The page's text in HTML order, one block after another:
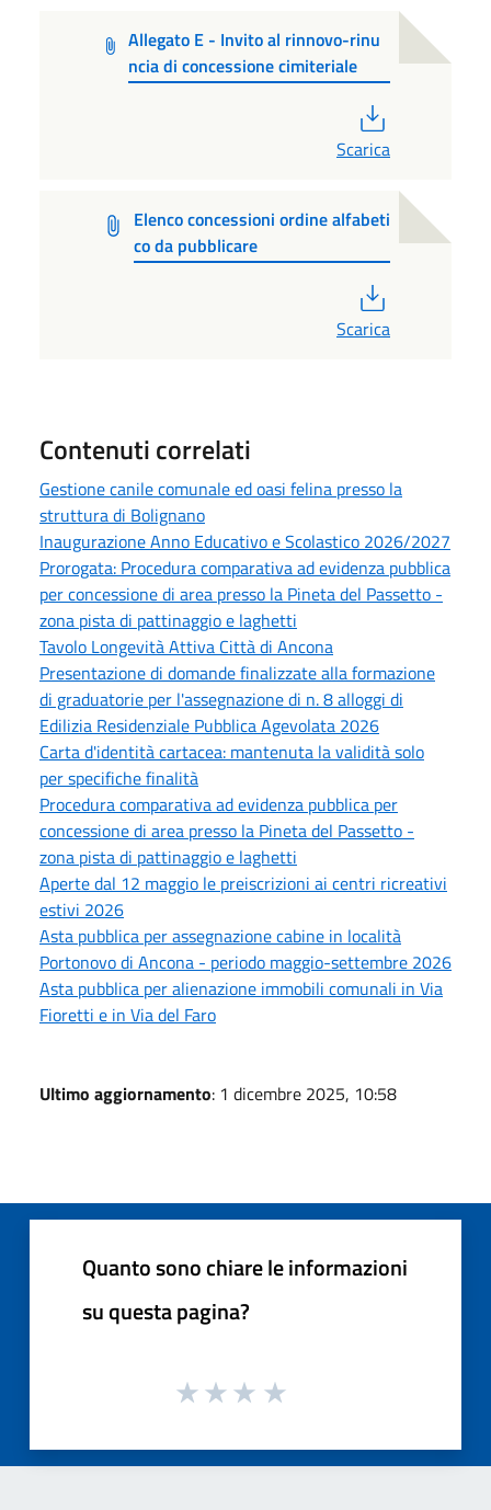
Allegato E - Invito al rinnovo-rinu
ncia di concessione cimiteriale
Scarica
Elenco concessioni ordine alfabeti
co da pubblicare
Scarica
Contenuti correlati
Gestione canile comunale ed oasi felina presso la
struttura di Bolignano
Inaugurazione Anno Educativo e Scolastico 2026/2027
Prorogata: Procedura comparativa ad evidenza pubblica
per concessione di area presso la Pineta del Passetto -
zona pista di pattinaggio e laghetti
Tavolo Longevità Attiva Città di Ancona
Presentazione di domande finalizzate alla formazione
di graduatorie per l'assegnazione di n. 8 alloggi di
Edilizia Residenziale Pubblica Agevolata 2026
Carta d'identità cartacea: mantenuta la validità solo
per specifiche finalità
Procedura comparativa ad evidenza pubblica per
concessione di area presso la Pineta del Passetto -
zona pista di pattinaggio e laghetti
Aperte dal 12 maggio le preiscrizioni ai centri ricreativi
estivi 2026
Asta pubblica per assegnazione cabine in località
Portonovo di Ancona - periodo maggio-settembre 2026
Asta pubblica per alienazione immobili comunali in Via
Fioretti e in Via del Faro
Ultimo aggiornamento: 1 dicembre 2025, 10:58
Quanto sono chiare le informazioni
su questa pagina?